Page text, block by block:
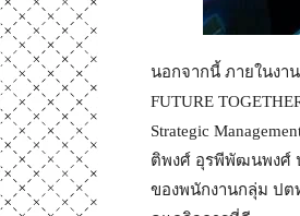
นอกจากนี้ ภายในงา
FUTURE
Strategic
ติพงศ์ อุรพีพัฒนพงศ์
ของพนักงานกลุ่ม ปต